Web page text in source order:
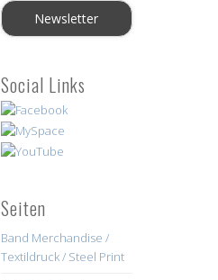
Social Links
Seiten
Band Merchandise /
Textildruck / Steel Print